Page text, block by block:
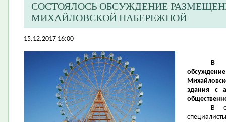
СОСТОЯЛОСЬ ОБСУЖДЕНИЕ
МИХАЙЛОВСКОЙ НАБЕРЕЖНОЙ
15.12.2017 16:00
В
здания с
В